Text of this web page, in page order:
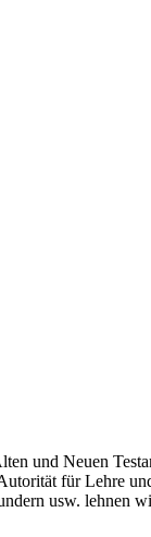
und Neuen
für Lehre
usw. lehnen